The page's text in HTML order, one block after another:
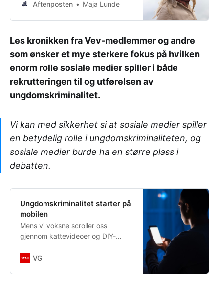
Aftenposten Maja Lunde
Les kronikken fra Vev-medlemmer og andre
som ønsker et mye sterkere fokus på hvilken
enorm rolle sosiale medier spiller i både
rekrutteringen til og utførelsen av
ungdomskriminalitet.
Vi kan med sikkerhet si at sosiale medier spiller
en betydelig rolle i ungdomskriminaliteten, og
sosiale medier burde ha en større plass i
debatten.
Ungdomskriminalitet starter på
mobilen
Mens vi voksne scroller oss
gjennom kattevideoer og DIY-
Charlie Kirk blir skutt på scenen, de
nakenbilde eller kaste
VG